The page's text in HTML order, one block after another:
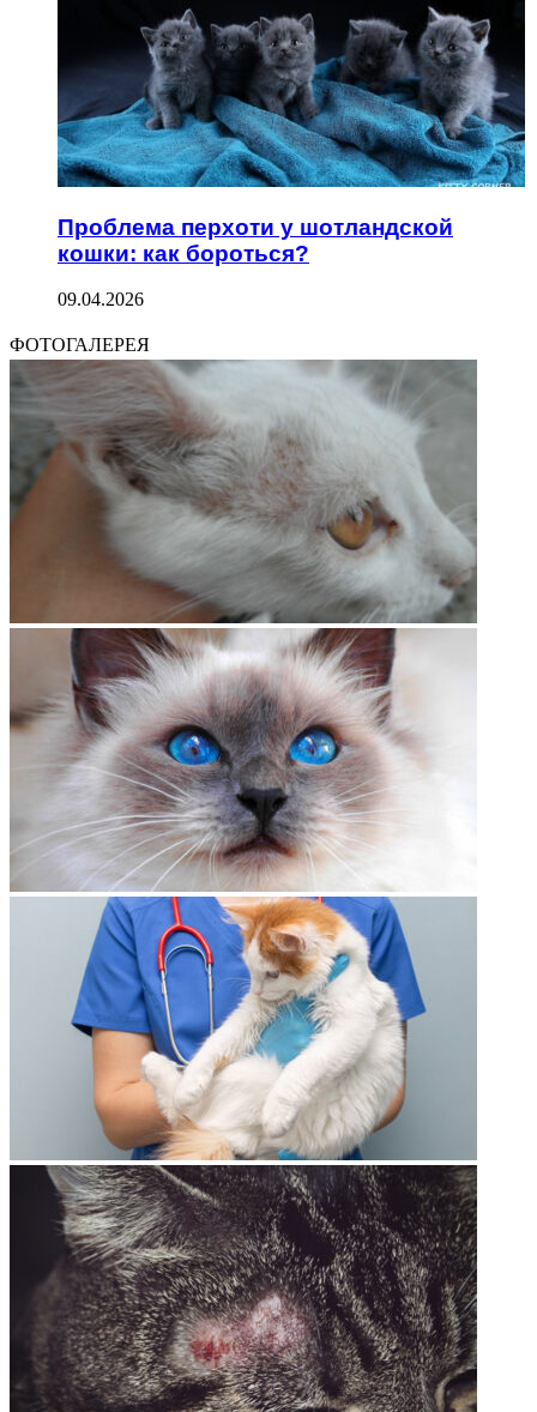
Проблема перхоти у шотландской
кошки: как бороться?
09.04.2026
ФОТОГАЛЕРЕЯ